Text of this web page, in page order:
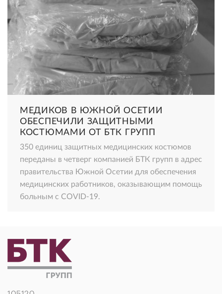
МЕДИКОВ В ЮЖНОЙ ОСЕТИИ
ОБЕСПЕЧИЛИ ЗАЩИТНЫМИ
КОСТЮМАМИ ОТ БТК ГРУПП
350 единиц защитных медицинских костюмов
переданы в четверг компанией БТК групп в адрес
правительства Южной Осетии для обеспечения
медицинских работников, оказывающим помощь
больным с COVID-19.